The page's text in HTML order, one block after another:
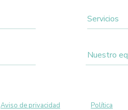
Servicios
Nuestro
Aviso de privacidad Política